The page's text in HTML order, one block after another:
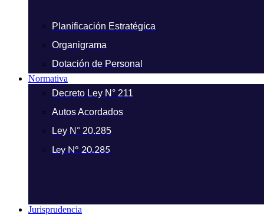
Planificación Estratégica
Organigrama
Dotación de Personal
Normativa
Decreto Ley N° 211
Autos Acordados
Ley N° 20.285
Ley N° 20.285
Jurisprudencia